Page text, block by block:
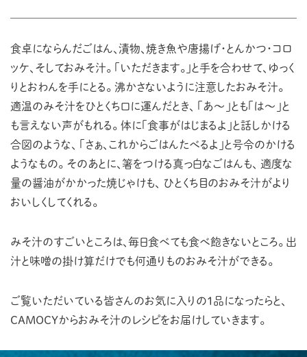
SHOP
FLOOR MAP
ACCESS
PRIVACY POLICY
食卓にならんだごはん、漬物、焼き魚や唐揚げ・とんかつ・コロ
ッケ、そしておみそ汁。
「いただきます。」と手を合わせて、ゆっく
りとおわんを手にとる。 沸かさないように注意したおみそ汁。
適温のみそ汁をひとくち口に運んだとき、
「あ〜」とも「は〜」と
も言えない声がもれる。 体に「食事がはじまるよ」と話しかける
合図のような、
「さぁ、これからごはんたべるよ」と号令のかける
ようなもの。 そのあとに、箸をつける真っ白なごはんも、
適度な
量の醤油がかかった焼じゃけも、
ひとくち目のおみそ汁がより
おいしくしてくれる。
みそ汁のすごいところは、毎日食べても食べ飽きないところ。 出
汁と味噌の掛け算だけでも何通りものおみそ汁ができる。
ご覧いただいている皆さんのお気に入りの１品になったらと、
CAMOCYからおみそ汁のレシピをお届けしていきます。